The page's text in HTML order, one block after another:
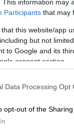
This information may
Participants that may
that this website/app
but not
to Google and its
consent section.
Data Processing Opt
opt-out of the
θα
πέριξ